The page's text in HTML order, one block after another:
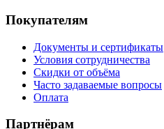
Покупателям
Документы и сертификаты
Условия сотрудничества
Скидки от объёма
Часто задаваемые вопросы
Оплата
Партнёрам